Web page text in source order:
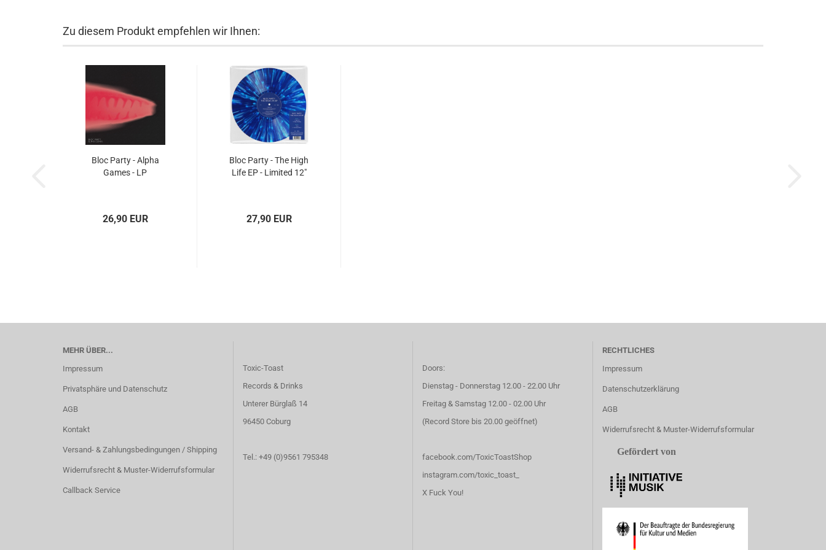
Zu diesem Produkt empfehlen wir Ihnen:
Bloc Party - Alpha
Games - LP
26,90 EUR
Bloc Party - The High
Life EP - Limited 12"
27,90 EUR
MEHR ÜBER...
Impressum
Privatsphäre und Datenschutz
AGB
Kontakt
Versand- & Zahlungsbedingungen / Shipping
Widerrufsrecht & Muster-Widerrufsformular
Callback Service
Toxic-Toast
Records & Drinks
Unterer Bürglaß 14
96450 Coburg
Tel.: +49 (0)9561 795348
Doors:
Dienstag - Donnerstag 12.00 - 22.00 Uhr
Freitag & Samstag 12.00 - 02.00 Uhr
(Record Store bis 20.00 geöffnet)
facebook.com/ToxicToastShop
instagram.com/toxic_toast_
X Fuck You!
RECHTLICHES
Impressum
Datenschutzerklärung
AGB
Widerrufsrecht & Muster-Widerrufsformular
Gefördert von